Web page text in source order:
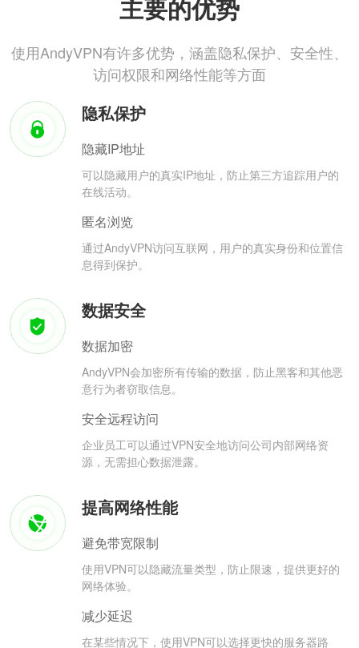
主要的优势
使用AndyVPN有许多优势，涵盖隐私保护、安全性、
访问权限和网络性能等方面
隐私保护
隐藏IP地址
可以隐藏用户的真实IP地址，防止第三方追踪用户的
在线活动。
匿名浏览
通过AndyVPN访问互联网，用户的真实身份和位置信
息得到保护。
数据安全
数据加密
AndyVPN会加密所有传输的数据，防止黑客和其他恶
意行为者窃取信息。
安全远程访问
企业员工可以通过VPN安全地访问公司内部网络资
源，无需担心数据泄露。
提高网络性能
避免带宽限制
使用VPN可以隐藏流量类型，防止限速，提供更好的
网络体验。
减少延迟
在某些情况下，使用VPN可以选择更快的服务器路